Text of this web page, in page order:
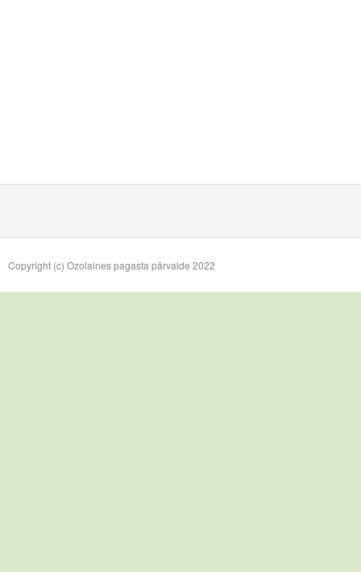
Copyright (c) Ozolaines pagasta pārvalde 2022